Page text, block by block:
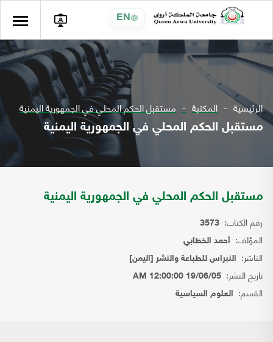
EN
الرئيسية المكتبة مستقبل الحكم المحلي في الجمهورية اليمنية
مستقبل الحكم المحلي في الجمهورية اليمنية
مستقبل الحكم المحلي في الجمهورية اليمنية
رقم الكتاب: 3573
المؤلف: أحمد الخطابي
الناشر: النبراس للطباعة والنشر [اليمن]
تاريخ النشر: 19/06/05 12:00:00 AM
القسم: العلوم السياسية